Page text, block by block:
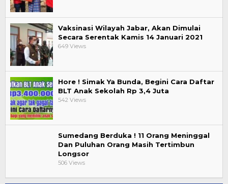
Vaksinasi Wilayah Jabar, Akan Dimulai
Secara Serentak Kamis 14 Januari 2021
649 Views
Hore ! Simak Ya Bunda, Begini Cara Daftar
BLT Anak Sekolah Rp 3,4 Juta
542 Views
Sumedang Berduka ! 11 Orang Meninggal
Dan Puluhan Orang Masih Tertimbun
Longsor
506 Views